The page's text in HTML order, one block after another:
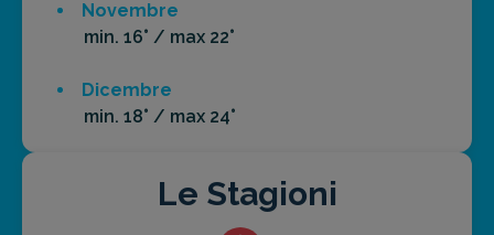
Novembre
min. 16° / max 22°
Dicembre
min. 18° / max 24°
Le Stagioni